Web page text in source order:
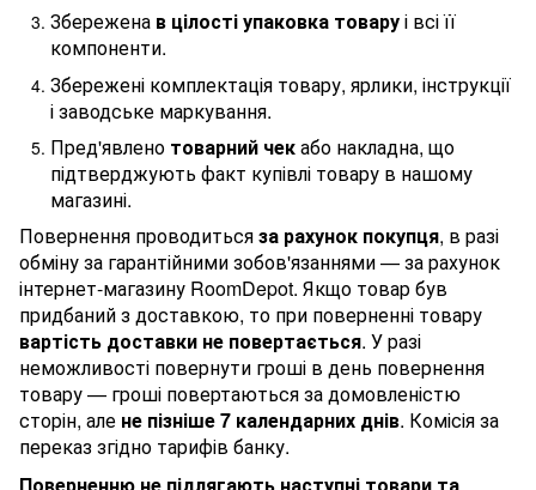
Збережена в цілості упаковка товаруі всі її
компоненти.
Збережені комплектація товару, ярлики, інструкції
і заводське маркування.
Пред'явлено товарний чекабо накладна, що
підтверджують факт купівлі товару в нашому
магазині.
Повернення проводитьсяза рахунок покупця, в разі
обміну за гарантійними зобов'язаннями — за рахунок
інтернет-магазину RoomDepot. Якщо товар був
придбаний з доставкою, то при поверненні товару
вартість доставки не повертається. У разі
неможливості повернути гроші в день повернення
товару — гроші повертаються за домовленістю
сторін, але не пізніше 7 календарних днів. Комісія за
переказ згідно тарифів банку.